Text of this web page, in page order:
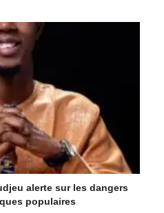
alerte sur les dangers
populaires